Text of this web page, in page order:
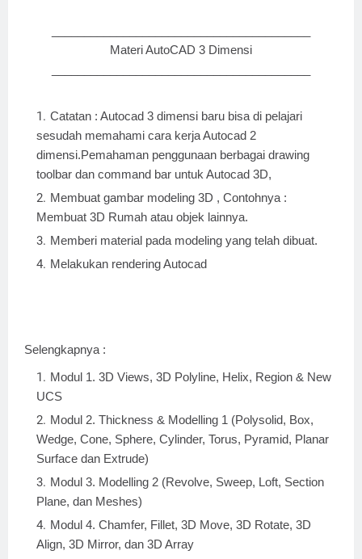
Materi AutoCAD 3 Dimensi
Catatan : Autocad 3 dimensi baru bisa di pelajari
sesudah memahami cara kerja Autocad 2
dimensi.Pemahaman penggunaan berbagai drawing
toolbar dan command bar untuk Autocad 3D,
Membuat gambar modeling 3D , Contohnya :
Membuat 3D Rumah atau objek lainnya.
Memberi material pada modeling yang telah dibuat.
Melakukan rendering Autocad
Selengkapnya :
Modul 1. 3D Views, 3D Polyline, Helix, Region & New
UCS
Modul 2. Thickness & Modelling 1 (Polysolid, Box,
Wedge, Cone, Sphere, Cylinder, Torus, Pyramid, Planar
Surface dan Extrude)
Modul 3. Modelling 2 (Revolve, Sweep, Loft, Section
Plane, dan Meshes)
Modul 4. Chamfer, Fillet, 3D Move, 3D Rotate, 3D
Align, 3D Mirror, dan 3D Array